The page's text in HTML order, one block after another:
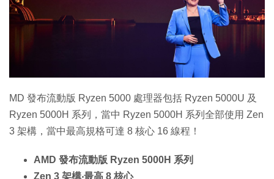
特集
MD 發布流動版 Ryzen 5000 處理器包括 Ryzen 5000U 及
Ryzen 5000H 系列，當中 Ryzen 5000H 系列全部使用 Zen
3 架構，當中最高規格可達 8 核心 16 線程！
AMD 發布流動版 Ryzen 5000H 系列
Zen 3 架構‧最高 8 核心